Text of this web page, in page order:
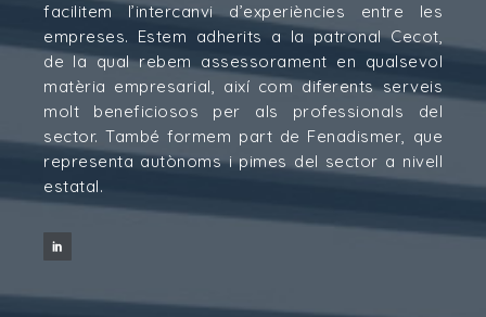
facilitem l’intercanvi d’experiències entre les
empreses. Estem adherits a la patronal Cecot,
de la qual rebem assessorament en qualsevol
matèria empresarial, així com diferents serveis
molt beneficiosos per als professionals del
sector. També formem part de Fenadismer, que
representa autònoms i pimes del sector a nivell
estatal.